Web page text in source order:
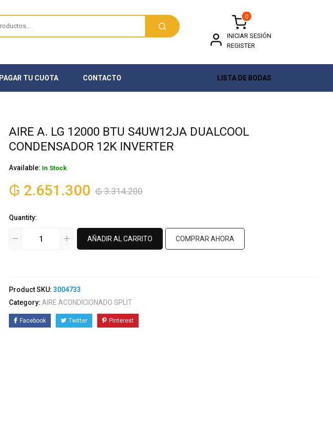
0
INICIAR SESIÓN
REGISTER
PAGAR TU CUOTA CONTACTO LISTA DE BODAS
AIRE A. LG 12000 BTU S4UW12JA DUALCOOL
CONDENSADOR 12K INVERTER
Available: In Stock
₲3.314.200
₲ 2.651.300
Quantity:
AÑADIR AL CARRITO COMPRAR AHORA
Product SKU: 3004733
Category: AIRE ACONDICIONADO SPLIT
Facebook Twitter Pinterest